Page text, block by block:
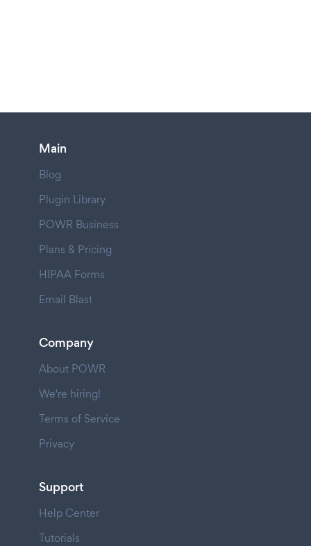
Main
Blog
Plugin Library
POWR Business
Plans & Pricing
HIPAA Forms
Email Blast
Company
About POWR
We're hiring!
Terms of Service
Privacy
Support
Help Center
Tutorials